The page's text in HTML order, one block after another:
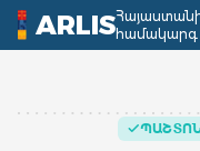
ARLISհամակարգ